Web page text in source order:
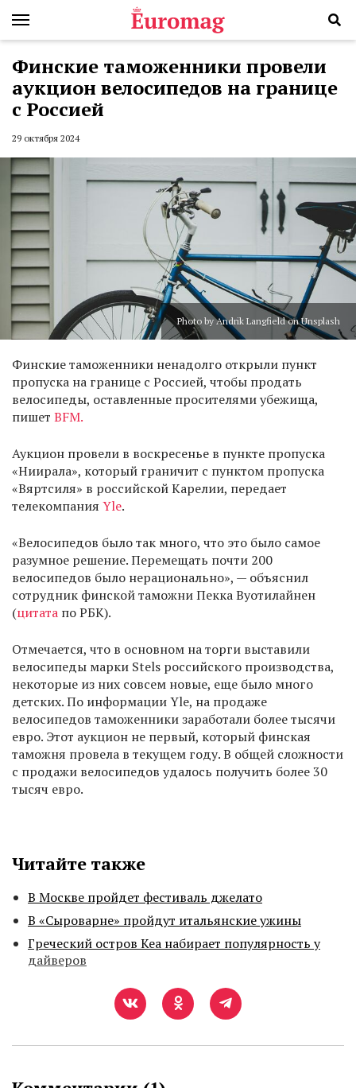
Финские таможенники провели
аукцион велосипедов на границе
с Россией
29 октября 2024
Photo by Andrik Langfield on Unsplash
Финские таможенники ненадолго открыли пункт
пропуска на границе с Россией, чтобы продать
велосипеды, оставленные просителями убежища,
пишет BFM.
Аукцион провели в воскресенье в пункте пропуска
«Ниирала», который граничит с пунктом пропуска
«Вяртсиля» в российской Карелии, передает
телекомпания Yle.
«Велосипедов было так много, что это было самое
разумное решение. Перемещать почти 200
велосипедов было нерационально», — объяснил
сотрудник финской таможни Пекка Вуотилайнен
(цитата по РБК).
Отмечается, что в основном на торги выставили
велосипеды марки Stels российского производства,
некоторые из них совсем новые, еще было много
детских. По информации Yle, на продаже
велосипедов таможенники заработали более тысячи
евро. Этот аукцион не первый, который финская
таможня провела в текущем году. В общей сложности
с продажи велосипедов удалось получить более 30
тысяч евро.
Читайте также
В Москве пройдет фестиваль джелато
В «Сыроварне» пройдут итальянские ужины
Греческий остров Кеа набирает популярность у
дайверов